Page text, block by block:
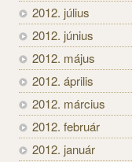
2012. július
2012. június
2012. május
2012. április
2012. március
2012. február
2012. január